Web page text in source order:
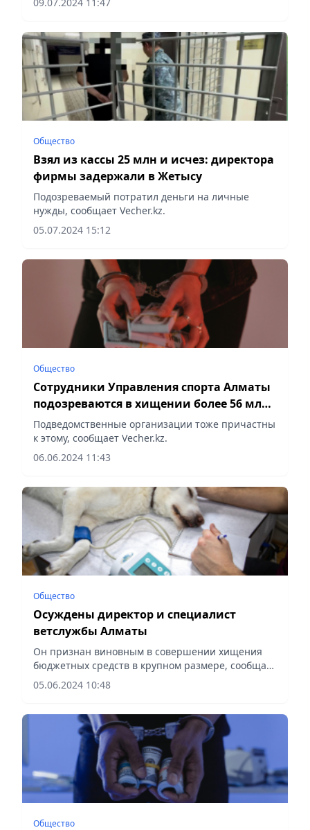
Общество
Взял из кассы 25 млн и исчез: директора
фирмы задержали в Жетысу
Подозреваемый потратил деньги на личные
нужды, сообщает Vecher.kz.
05.07.2024 15:12
Общество
Сотрудники Управления спорта Алматы
подозреваются в хищении более 56 млн
тенге
Подведомственные организации тоже причастны
к этому, сообщает Vecher.kz.
06.06.2024 11:43
Общество
Осуждены директор и специалист
ветслужбы Алматы
Он признан виновным в совершении хищения
бюджетных средств в крупном размере, сообщает
Vecher.kz.
05.06.2024 10:48
Общество